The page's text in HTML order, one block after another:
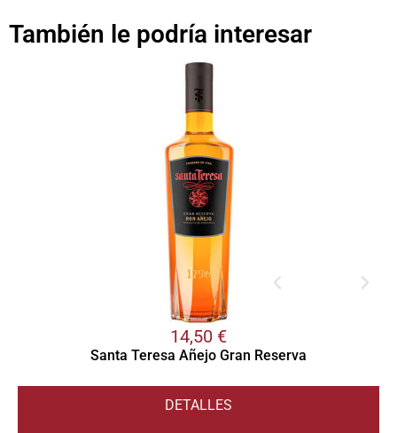
También le podría interesar
14,50 €
Santa Teresa Añejo Gran Reserva
DETALLES